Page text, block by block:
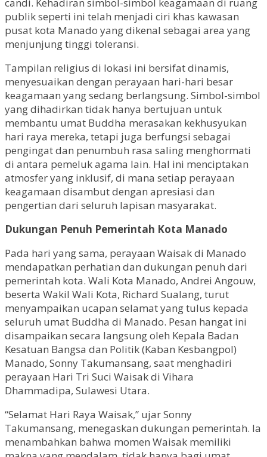
publik seperti ini telah menjadi ciri khas kawasan
pusat kota Manado yang dikenal sebagai area yang
menjunjung tinggi toleransi.
Tampilan religius di lokasi ini bersifat dinamis,
menyesuaikan dengan perayaan hari-hari besar
keagamaan yang sedang berlangsung. Simbol-simbol
yang dihadirkan tidak hanya bertujuan untuk
membantu umat Buddha merasakan kekhusyukan
hari raya mereka, tetapi juga berfungsi sebagai
pengingat dan penumbuh rasa saling menghormati
di antara pemeluk agama lain. Hal ini menciptakan
atmosfer yang inklusif, di mana setiap perayaan
keagamaan disambut dengan apresiasi dan
pengertian dari seluruh lapisan masyarakat.
Dukungan Penuh Pemerintah Kota Manado
Pada hari yang sama, perayaan Waisak di Manado
mendapatkan perhatian dan dukungan penuh dari
pemerintah kota. Wali Kota Manado, Andrei Angouw,
beserta Wakil Wali Kota, Richard Sualang, turut
menyampaikan ucapan selamat yang tulus kepada
seluruh umat Buddha di Manado. Pesan hangat ini
disampaikan secara langsung oleh Kepala Badan
Kesatuan Bangsa dan Politik (Kaban Kesbangpol)
Manado, Sonny Takumansang, saat menghadiri
perayaan Hari Tri Suci Waisak di Vihara
Dhammadipa, Sulawesi Utara.
“Selamat Hari Raya Waisak,” ujar Sonny
Takumansang, menegaskan dukungan pemerintah. Ia
menambahkan bahwa momen Waisak memiliki